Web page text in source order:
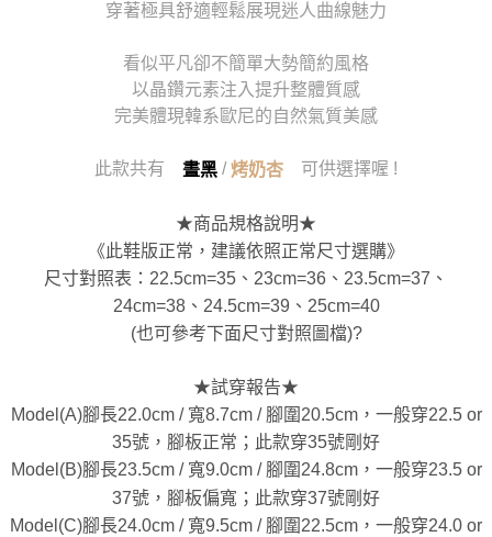
穿著極具舒適輕鬆展現迷人曲線魅力
看似平凡卻不簡單大勢簡約風格
以晶鑽元素注入提升整體質感
完美體現韓系歐尼的自然氣質美感
此款共有 晝黑 /烤奶杏 可供選擇喔 !
★商品規格說明★
《此鞋版正常，建議依照正常尺寸選購》
尺寸對照表：22.5cm=35、23cm=36、23.5cm=37、
24cm=38、24.5cm=39、25cm=40
(也可參考下面尺寸對照圖檔)?
★試穿報告★
Model(A)腳長22.0cm / 寬8.7cm / 腳圍20.5cm，一般穿22.5 or
35號，腳板正常；此款穿35號剛好
Model(B)腳長23.5cm / 寬9.0cm / 腳圍24.8cm，一般穿23.5 or
37號，腳板偏寬；此款穿37號剛好
Model(C)腳長24.0cm / 寬9.5cm / 腳圍22.5cm，一般穿24.0 or